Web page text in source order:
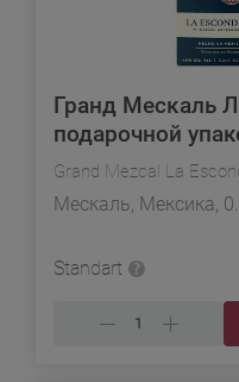
Гранд Мескаль
подарочной
Grand Mezcal La
Мескаль, Мексика,
Standart